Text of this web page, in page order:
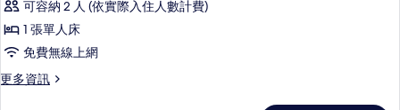
房
的
所
有
可容納 2 人 (依實際入住人數計費)
1 張單人床
免費無線上網
更多資訊
更